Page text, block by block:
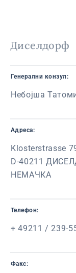
Диселдорф
Генерални конзул:
Небојша
Адреса:
Klosterstrasse
D-40211
НЕМАЧКА
Телефон:
+ 49211 / 239-
Факс: